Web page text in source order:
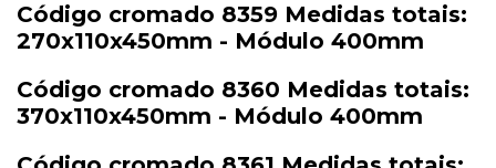
Código cromado 8359 Medidas totais:
270x110x450mm - Módulo 400mm
Código cromado 8360 Medidas totais:
370x110x450mm - Módulo 400mm